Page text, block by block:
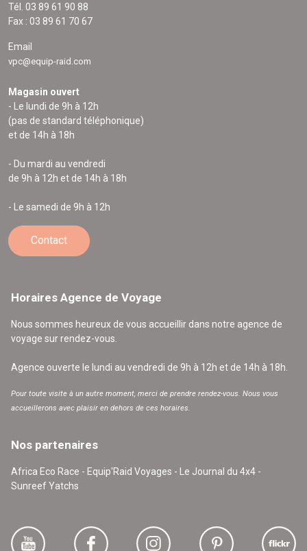
Tél. 03 89 61 90 88
Fax : 03 89 61 70 67
Email
vpc@equip-raid.com
Magasin ouvert
- Le lundi de 9h à 12h
(pas de standard téléphonique)
et de 14h à 18h
- Du mardi au vendredi
de 9h à 12h et de 14h à 18h
- Le samedi de 9h à 12h
Contact
Horaires Agence de Voyage
Nous sommes heureux de vous accueillir dans notre agence de
voyage sur rendez-vous.
Agence ouverte le lundi au vendredi de 9h à 12h et de 14h à 18h.
Pour toute visite à un autre moment, merci de prendre rendez-vous. Nous vous
accueillerons avec plaisir en dehors de ces horaires.
Nos partenaires
Africa Eco Race - Equip'Raid Voyages - Le Journal du 4x4 -
Sunreef Yatchs